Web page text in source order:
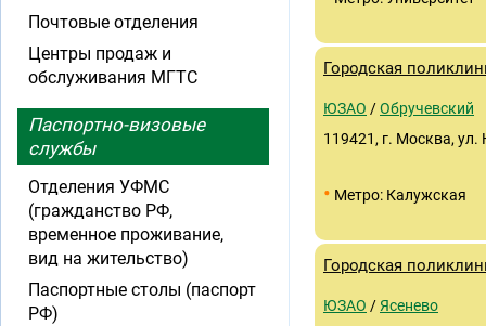
Городская
ЮЗАО /Обручевский
119421, г. Москва, ул.
• Метро: Калужская
Городская
ЮЗАО / Ясенево
Почтовые отделения
Центры продаж и
обслуживания МГТС
Паспортно-визовые
службы
Отделения УФМС
(гражданство РФ,
временное проживание,
вид на жительство)
Паспортные столы (паспорт
РФ)